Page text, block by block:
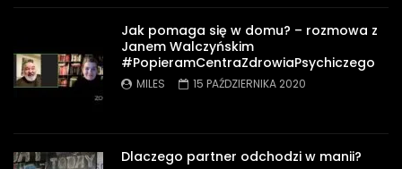
Jak pomaga się w domu? – rozmowa z
Janem Walczyńskim
#PopieramCentraZdrowiaPsychiczego
MILES 15 PAŹDZIERNIKA 2020
Dlaczego partner odchodzi w manii?